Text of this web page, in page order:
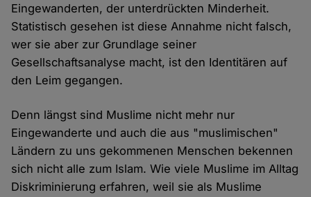
Eingewanderten, der unterdrückten Minderheit.
Statistisch gesehen ist diese Annahme nicht falsch,
wer sie aber zur Grundlage seiner
Gesellschaftsanalyse macht, ist den Identitären auf
den Leim gegangen.
Denn längst sind Muslime nicht mehr nur
Eingewanderte und auch die aus "muslimischen"
Ländern zu uns gekommenen Menschen bekennen
sich nicht alle zum Islam. Wie viele Muslime im Alltag
Diskriminierung erfahren, weil sie als Muslime